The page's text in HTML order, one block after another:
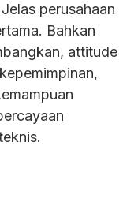
perusahaan
Bahkan
attitude